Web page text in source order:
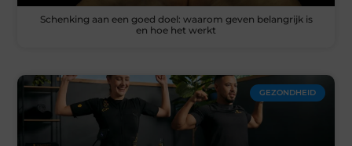
Schenking aan een goed doel: waarom geven belangrijk is
en hoe het werkt
GEZONDHEID